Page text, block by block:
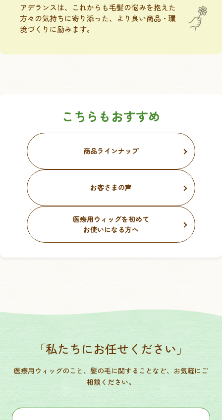
アデランスは、これからも毛髪の悩みを抱えた
方々の気持ちに寄り添った、
より良い商品・環
境づくりに励みます。
こちらもおすすめ
商品ラインナップ
お客さまの声
医療用ウィッグを初めて
お使いになる方へ
「私たちにお任せください」
医療用ウィッグのこと、髪の毛に関することなど、お気軽にご
相談ください。